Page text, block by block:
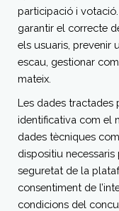
participació i
garantir el correcte
els usuaris, prevenir
escau, gestionar
mateix.
Les dades tractades
identificativa com el
dades tècniques
dispositiu
seguretat de la
consentiment de
condicions del